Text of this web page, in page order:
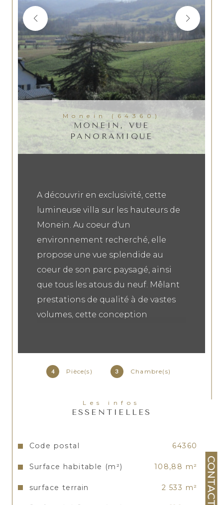
CONTACT
Monein (64360)
MONEIN, VUE
PANORAMIQUE
4 Pièce(s) 3 Chambre(s)
Les infos
ESSENTIELLES
Caractéristiques Valeurs
Code postal 64360
Surface habitable (m²) 108,88 m²
surface terrain 2 533 m²
A découvrir en exclusivité, cette
lumineuse villa sur les hauteurs de
Monein. Au coeur d'un
environnement recherché, elle
propose une vue splendide au
coeur de son parc paysagé, ainsi
que tous les atous du neuf. Mêlant
prestations de qualité à de vastes
volumes, cette conception
environnementale. Ses plus : Vue
irréprochables, Sa situation.